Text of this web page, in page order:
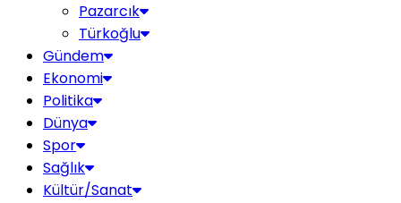
Pazarcık
Türkoğlu
Gündem
Ekonomi
Politika
Dünya
Spor
Sağlık
Kültür/Sanat